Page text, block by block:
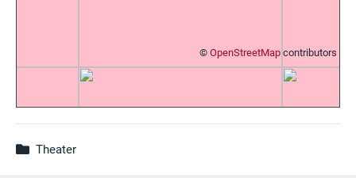
© OpenStreetMap contributors
Theater